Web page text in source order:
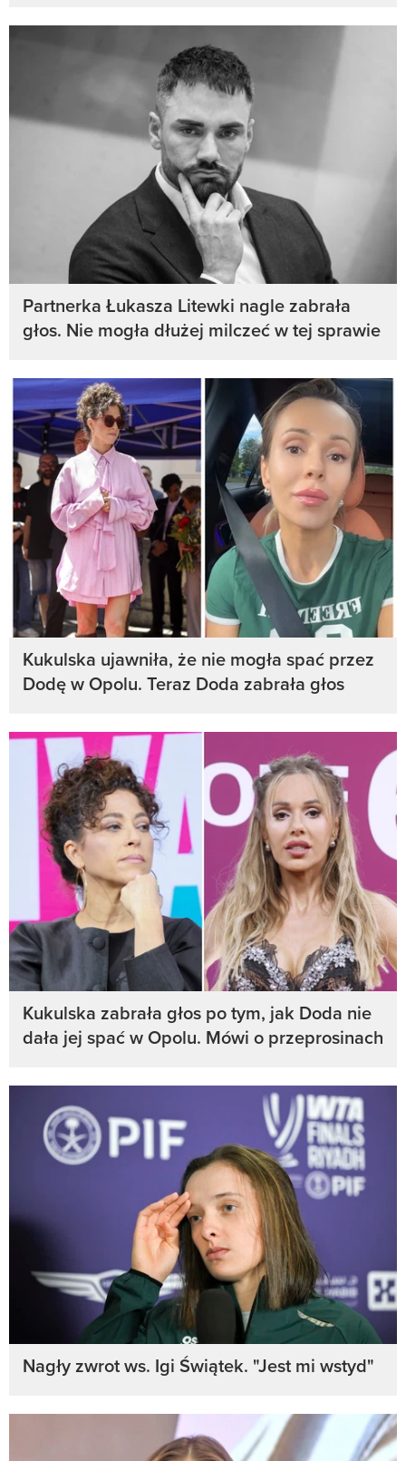
Partnerka Łukasza Litewki nagle zabrała
głos. Nie mogła dłużej milczeć w tej sprawie
Kukulska ujawniła, że nie mogła spać przez
Dodę w Opolu. Teraz Doda zabrała głos
Kukulska zabrała głos po tym, jak Doda nie
dała jej spać w Opolu. Mówi o przeprosinach
Nagły zwrot ws. Igi Świątek. "Jest mi wstyd"